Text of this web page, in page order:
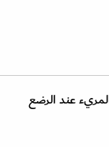
عند الرضع